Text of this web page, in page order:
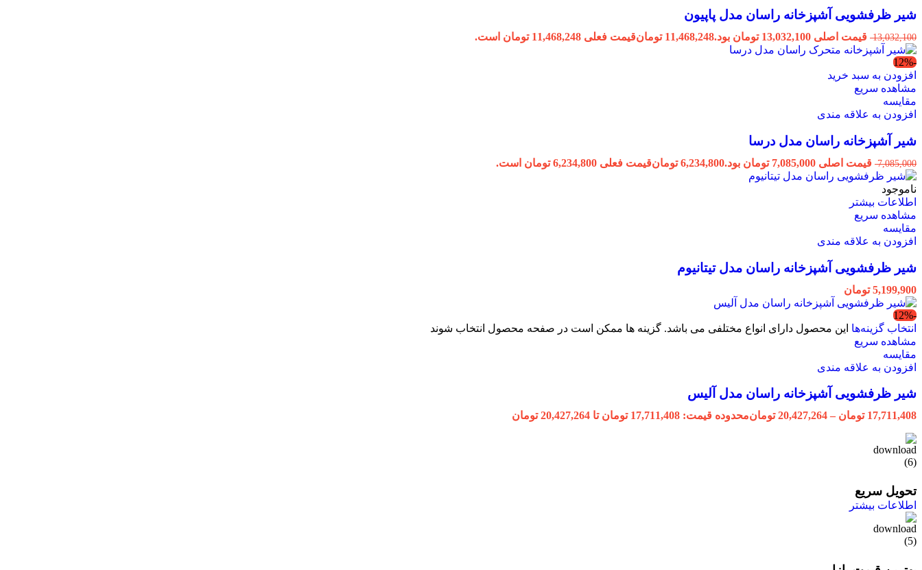
شیر ظرفشویی آشپزخانه راسان مدل پاپیون
13,032,100 قیمت اصلی 13,032,100 تومان بود. 11,468,248 تومانقیمت فعلی 11,468,248 تومان است.
-12%
افزودن به سبد خرید
مشاهده سریع
مقایسه
افزودن به علاقه مندی
شیر آشپزخانه راسان مدل درسا
7,085,000 قیمت اصلی 7,085,000 تومان بود. 6,234,800 تومانقیمت فعلی 6,234,800 تومان است.
ناموجود
اطلاعات بیشتر
مشاهده سریع
مقایسه
افزودن به علاقه مندی
شیر ظرفشویی آشپزخانه راسان مدل تیتانیوم
5,199,900 تومان
-12%
انتخاب گزینه‌ها این محصول دارای انواع مختلفی می باشد. گزینه ها ممکن است در صفحه محصول انتخاب شوند
مشاهده سریع
مقایسه
افزودن به علاقه مندی
شیر ظرفشویی آشپزخانه راسان مدل آلیس
17,711,408 تومان –
20,427,264 تومانمحدوده قیمت: 17,711,408 تومان تا 20,427,264 تومان
تحویل سریع
اطلاعات بیشتر